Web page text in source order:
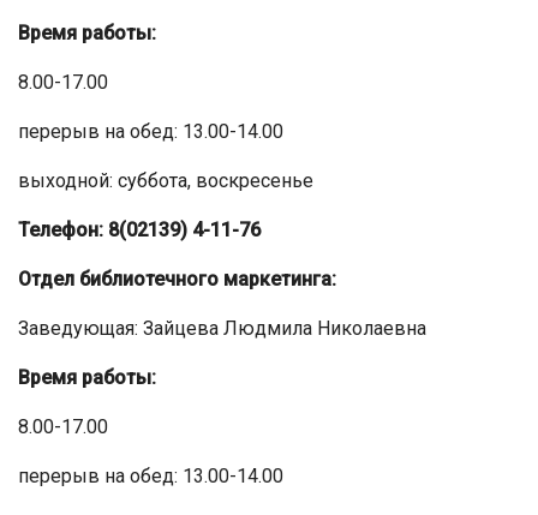
Время работы:
8.00-17.00
перерыв на обед: 13.00-14.00
выходной: суббота, воскресенье
Телефон: 8(02139) 4-11-76
Отдел библиотечного маркетинга:
Заведующая: Зайцева Людмила Николаевна
Время работы:
8.00-17.00
перерыв на обед: 13.00-14.00